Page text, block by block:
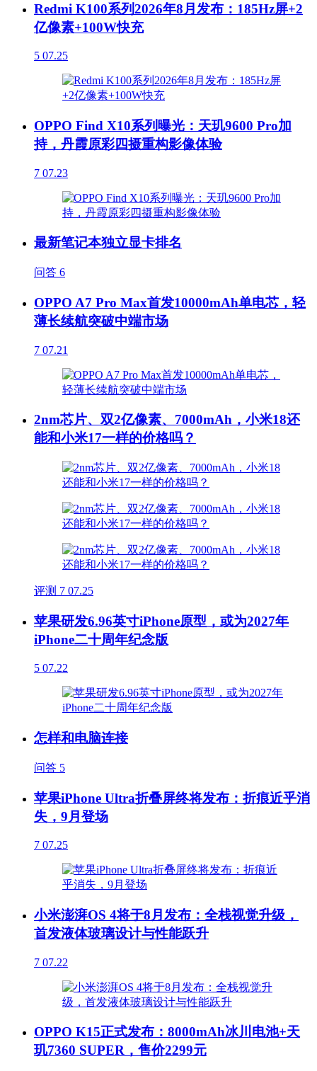
Redmi K100系列2026年8月发布：185Hz屏+2
亿像素+100W快充
5 07.25
OPPO Find X10系列曝光：天玑9600 Pro加
持，丹霞原彩四摄重构影像体验
7 07.23
最新笔记本独立显卡排名
问答 6
OPPO A7 Pro Max首发10000mAh单电芯，轻
薄长续航突破中端市场
7 07.21
2nm芯片、双2亿像素、7000mAh，小米18还
能和小米17一样的价格吗？
评测 7 07.25
苹果研发6.96英寸iPhone原型，或为2027年
iPhone二十周年纪念版
5 07.22
怎样和电脑连接
问答 5
苹果iPhone Ultra折叠屏终将发布：折痕近乎消
失，9月登场
7 07.25
小米澎湃OS 4将于8月发布：全栈视觉升级，
首发液体玻璃设计与性能跃升
7 07.22
OPPO K15正式发布：8000mAh冰川电池+天
玑7360 SUPER，售价2299元